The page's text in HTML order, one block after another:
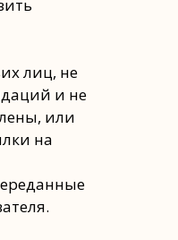
лиц, не
и не
или
на